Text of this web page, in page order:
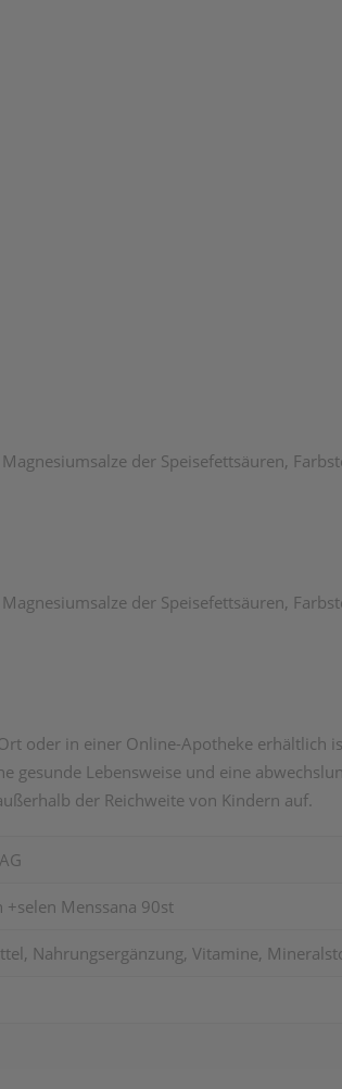
der Speisefettsäuren,
der Speisefettsäuren,
oder in einer Online-Apotheke erhältlich
gesunde Lebensweise und eine
der Reichweite von Kindern auf.
+selen Menssana 90st
Nahrungsergänzung, Vitamine,